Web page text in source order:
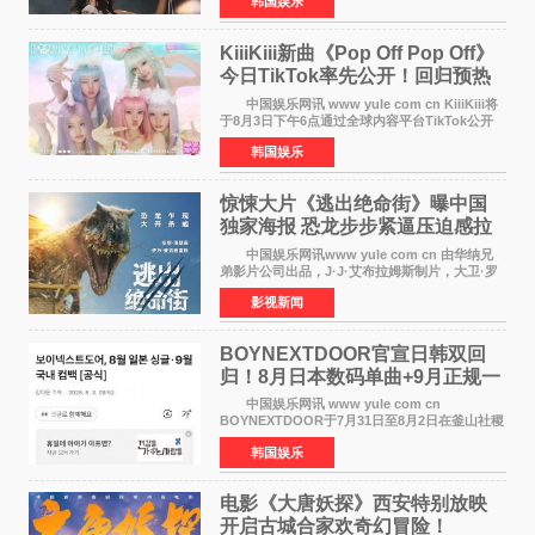
上Lollapalooza这一头衔的分量。她向世人展示
了为何自己能作为世
KiiiKiii新曲《Pop Off Pop Off》
今日TikTok率先公开！回归预热
全面启动
中国娱乐网讯 www yule com cn KiiiKiii将
于8月3日下午6点通过全球内容平台TikTok公开
将于10日发行的迷你三辑《WhyKiiiKiii》主打歌
〈Pop Off Pop Off〉的挑战视频，率先公开部分
音源和亮
韩国娱乐
惊悚大片《逃出绝命街》曝中国
独家海报 恐龙步步紧逼压迫感拉
中国娱乐网讯www yule com cn 由华纳兄
弟影片公司出品，J·J·艾布拉姆斯制片，大卫·罗
伯特·米切尔执导，好莱坞巨星安妮·海瑟薇、伊万
·麦克格雷格主演的2026年暑期惊悚恐龙大片《逃
出绝命
影视新闻
BOYNEXTDOOR官宣日韩双回
归！8月日本数码单曲+9月正规一
辑改版
中国娱乐网讯 www yule com cn
BOYNEXTDOOR于7月31日至8月2日在釜山社稷
室内体育馆举办了BOYNEXTDOOR TOUR
&lsquo;KNOCK ON Vol 2&rsquo; IN
BUSAN，与当地粉丝共度难忘时光。 在演
韩国娱乐
电影《大唐妖探》西安特别放映
开启古城合家欢奇幻冒险！